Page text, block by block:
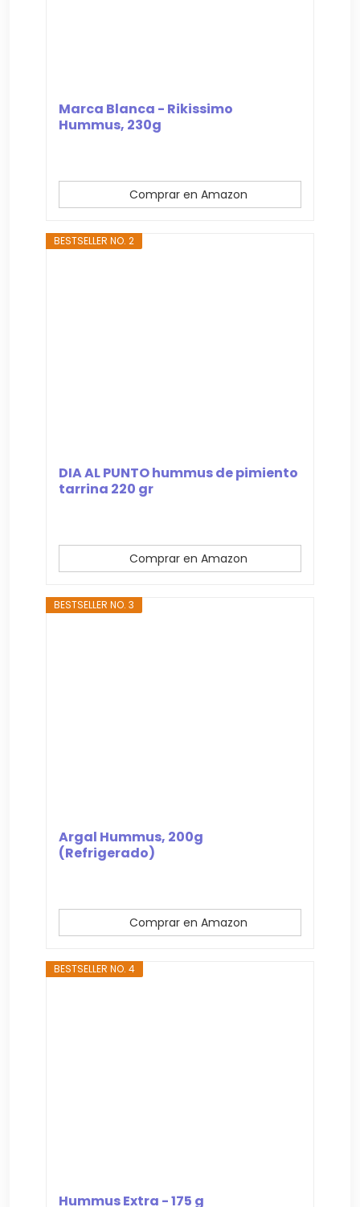
Marca Blanca - Rikissimo
Hummus, 230g
Comprar en Amazon
BESTSELLER NO. 2
DIA AL PUNTO hummus de pimiento
tarrina 220 gr
Comprar en Amazon
BESTSELLER NO. 3
Argal Hummus, 200g
(Refrigerado)
Comprar en Amazon
BESTSELLER NO. 4
Hummus Extra - 175 g